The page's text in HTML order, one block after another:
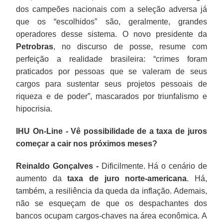
dos campeões nacionais com a seleção adversa já
que os “escolhidos” são, geralmente, grandes
operadores desse sistema. O novo presidente da
Petrobras, no discurso de posse, resume com
perfeição a realidade brasileira: “crimes foram
praticados por pessoas que se valeram de seus
cargos para sustentar seus projetos pessoais de
riqueza e de poder”, mascarados por triunfalismo e
hipocrisia.
IHU On-Line - Vê possibilidade de a taxa de juros
começar a cair nos próximos meses?
Reinaldo Gonçalves -Dificilmente. Há o cenário de
aumento dataxa de juro norte-americana. Há,
também, a resiliência da queda da inflação. Ademais,
não se esqueçam de que os despachantes dos
bancos ocupam cargos-chaves na área econômica. A